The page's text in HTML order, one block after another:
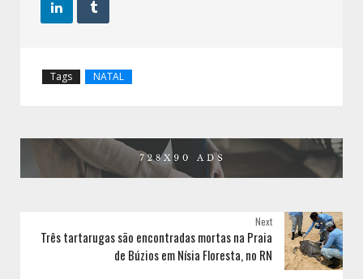
 
Tags NATAL
Next
Três tartarugas são encontradas mortas na Praia
de Búzios em Nísia Floresta, no RN